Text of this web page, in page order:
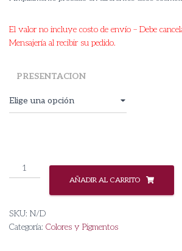
El valor no incluye costo de envío – Debe
Mensajería al recibir su pedido.
PRESENTACION
Pigmento
Pink
cantidad
AÑADIR AL CARRITO
SKU: N/D
Categoría: Colores y Pigmentos